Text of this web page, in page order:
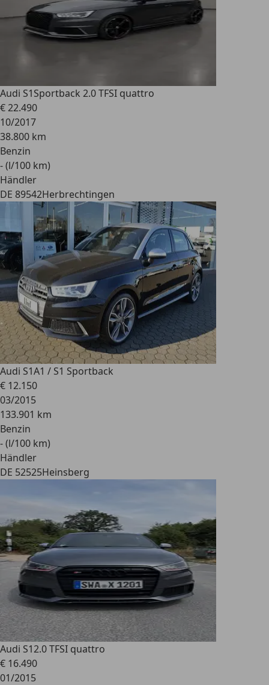
Audi S1Sportback 2.0 TFSI quattro
€ 22.490
10/2017
38.800 km
Benzin
- (l/100 km)
Händler
DE 89542Herbrechtingen
Audi S1A1 / S1 Sportback
€ 12.150
03/2015
133.901 km
Benzin
- (l/100 km)
Händler
DE 52525Heinsberg
Audi S12.0 TFSI quattro
€ 16.490
01/2015